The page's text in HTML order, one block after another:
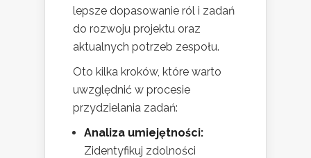
lepsze dopasowanie ról i zadań
do rozwoju projektu oraz
aktualnych potrzeb zespołu.
Oto kilka kroków, które warto
uwzględnić w procesie
przydzielania zadań:
Analiza umiejętności:
Zidentyfikuj zdolności